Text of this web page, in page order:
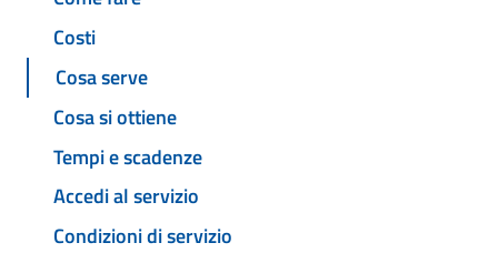
Costi
Cosa serve
Cosa si ottiene
Tempi e scadenze
Accedi al servizio
Condizioni di servizio